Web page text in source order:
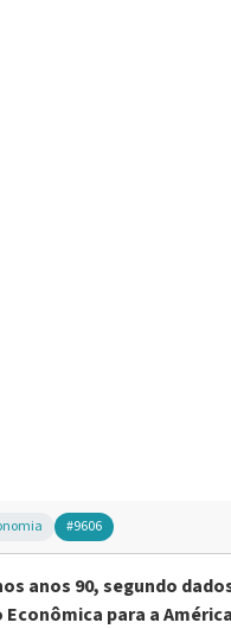
#9606
anos 90, segundo dados
Econômica para a